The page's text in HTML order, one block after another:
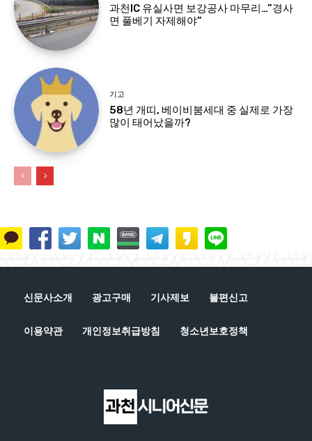
과천IC 유실사면 보강공사 마무리…”경사
면 풀베기 자제해야”
기고
58년 개띠, 베이비붐세대 중 실제로 가장
많이 태어났을까?
신문사소개 광고구매 기사제보 불편신고
이용약관 개인정보취급방침 청소년보호정책